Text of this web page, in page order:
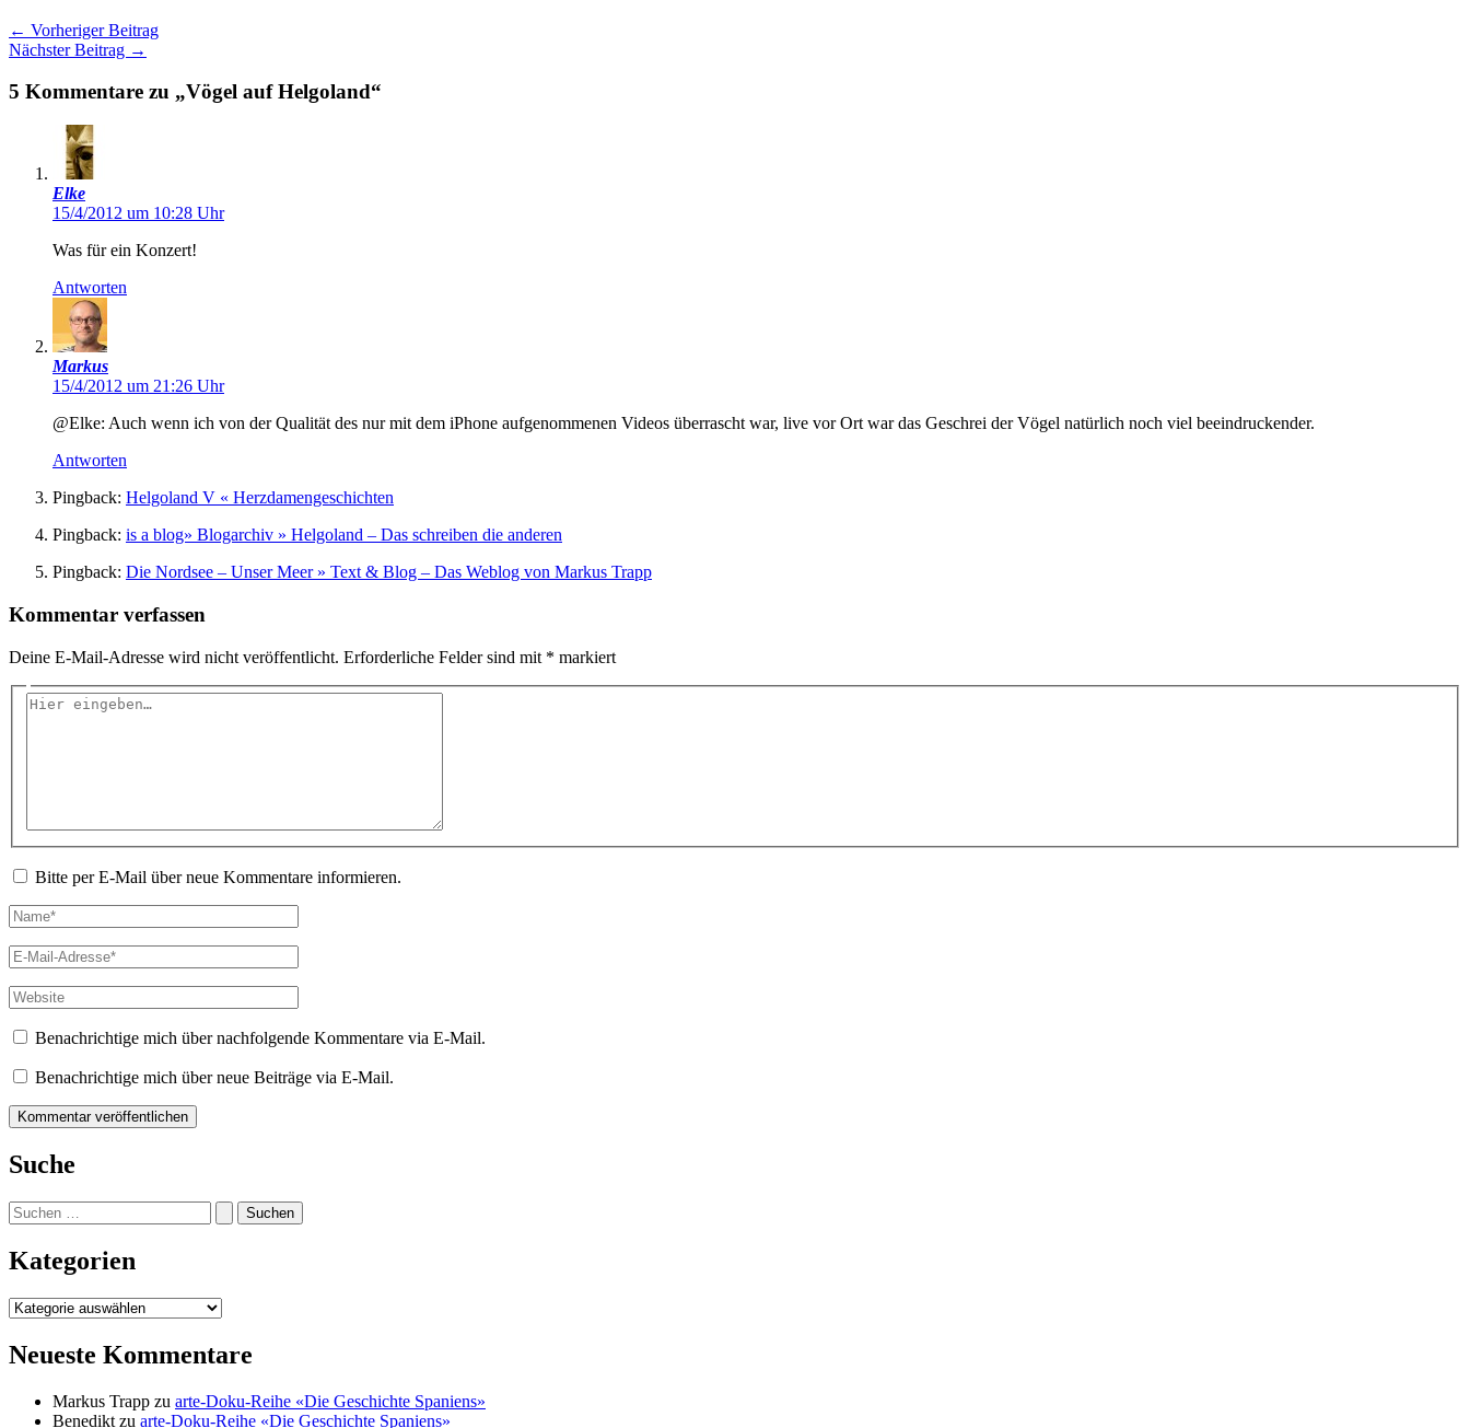
← Vorheriger Beitrag
Nächster Beitrag →
5 Kommentare zu „Vögel auf Helgoland“
Elke
15/4/2012 um 10:28 Uhr
Was für ein Konzert!
Antworten
Markus
15/4/2012 um 21:26 Uhr
@Elke: Auch wenn ich von der Qualität des nur mit dem iPhone aufgenommenen Videos überrascht war, live vor Ort war das Geschrei der Vögel natürlich noch viel beeindruckender.
Antworten
Pingback: Helgoland V « Herzdamengeschichten
Pingback: is a blog» Blogarchiv » Helgoland – Das schreiben die anderen
Pingback: Die Nordsee – Unser Meer » Text & Blog – Das Weblog von Markus Trapp
Kommentar verfassen
Deine E-Mail-Adresse wird nicht veröffentlicht. Erforderliche Felder sind mit * markiert
Hier
Bitte per E-Mail über neue Kommentare informieren.
Name*
E-
Mail-
Adresse*
Website
Benachrichtige mich über nachfolgende Kommentare via E-Mail.
Benachrichtige mich über neue Beiträge via E-Mail.
Suche
Suchen
nach:
Kategorien
Kategorien
Neueste Kommentare
Markus Trapp zu arte-Doku-Reihe «Die Geschichte Spaniens»
Benedikt zu arte-Doku-Reihe «Die Geschichte Spaniens»